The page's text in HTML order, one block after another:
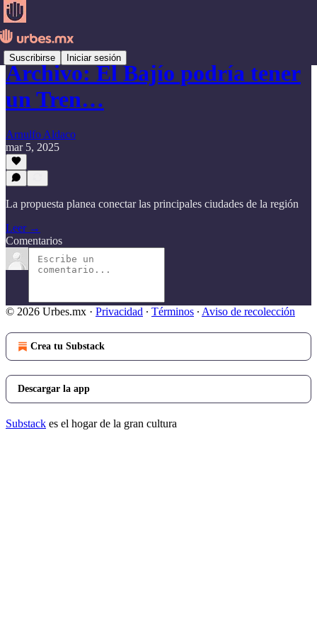
Suscribirse Iniciar sesión
Archivo: El Bajío podría tener
un Tren…
Arnulfo Aldaco
mar 5, 2025
La propuesta planea conectar las principales ciudades de la región
Leer →
Comentarios
© 2026 Urbes.mx · Privacidad ∙ Términos ∙ Aviso de recolección
Crea tu Substack
Descargar la app
Substack es el hogar de la gran cultura